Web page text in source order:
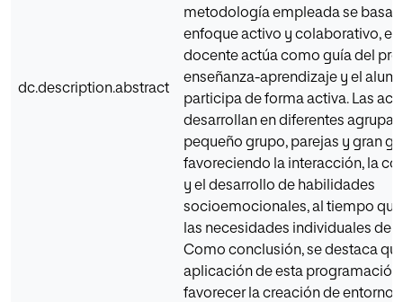
dc.description.abstract
metodología empleada se basa
enfoque activo y colaborativo, en
docente actúa como guía del
enseñanza-aprendizaje y el
participa de forma activa. Las
desarrollan en diferentes
pequeño grupo, parejas y gran
favoreciendo la interacción, la
y el desarrollo de habilidades
socioemocionales, al tiempo
las necesidades individuales del
Como conclusión, se destaca
aplicación de esta programación
favorecer la creación de